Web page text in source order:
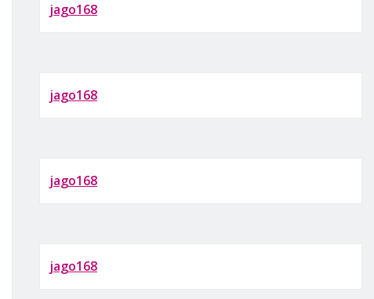
jago168
jago168
jago168
jago168